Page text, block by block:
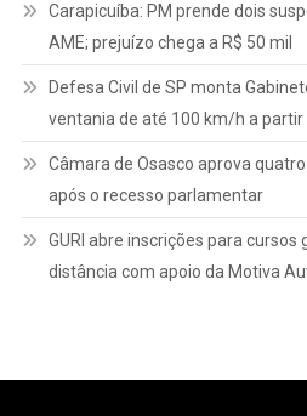
Carapicuíba: PM prende dois
AME; prejuízo chega a R$ 50 mil
Defesa Civil de SP monta
ventania de até 100 km/h a
Câmara de Osasco aprova
após o recesso parlamentar
GURI abre inscrições para
distância com apoio da Motiva